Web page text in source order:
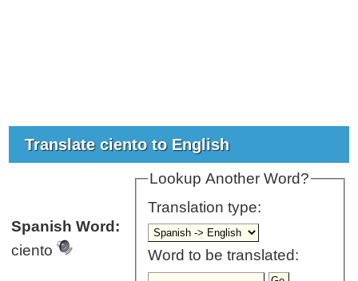
Translate ciento to English
Lookup Another Word?
Translation type:
Word to be translated:
Spanish Word:
ciento